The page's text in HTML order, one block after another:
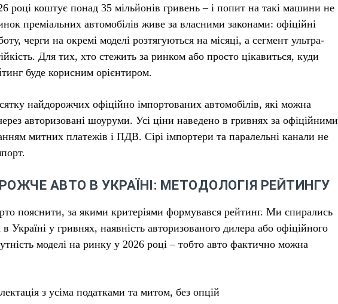
році коштує понад 35 мільйонів гривень – і попит на такі машини не
преміальних автомобілів живе за власними законами: офіційні
черги на окремі моделі розтягуються на місяці, а сегмент ультра-
Для тих, хто стежить за ринком або просто цікавиться, куди
буде корисним орієнтиром.
найдорожчих офіційно імпортованих автомобілів, які можна
авторизовані шоуруми. Усі ціни наведено в гривнях за офіційними
митних платежів і ПДВ. Сірі імпортери та паралельні канали не
АВТО В УКРАЇНІ: МЕТОДОЛОГІЯ РЕЙТИНГУ
пояснити, за якими критеріями формувався рейтинг. Ми спирались
Україні у гривнях, наявність авторизованого дилера або офіційного
моделі на ринку у 2026 році – тобто авто фактично можна
з усіма податками та митом, без опцій